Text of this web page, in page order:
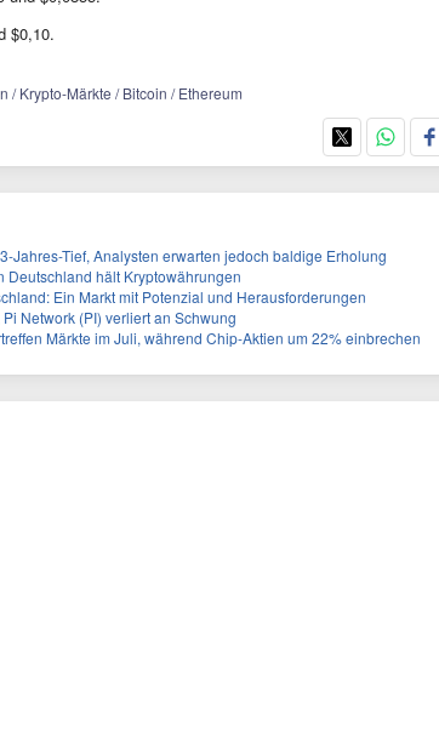
$0,10.
/ Krypto-Märkte / Bitcoin / Ethereum
Jahres-Tief, Analysten erwarten jedoch baldige Erholung
Deutschland hält Kryptowährungen
Ein Markt mit Potenzial und Herausforderungen
Network (PI) verliert an Schwung
Märkte im Juli, während Chip-Aktien um 22% einbrechen